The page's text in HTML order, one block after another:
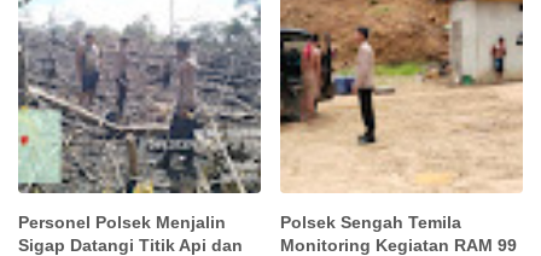
Personel Polsek Menjalin
Sigap Datangi Titik Api dan
Polsek Sengah Temila
Monitoring Kegiatan RAM 99